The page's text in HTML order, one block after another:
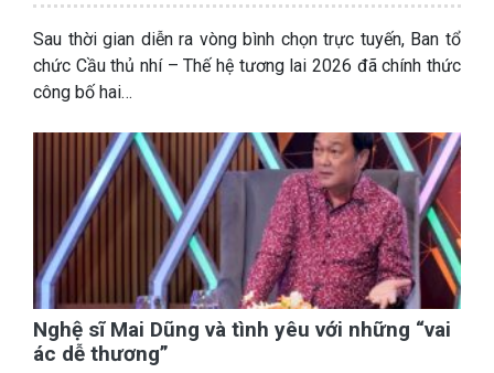
Sau thời gian diễn ra vòng bình chọn trực tuyến, Ban tổ
chức Cầu thủ nhí – Thế hệ tương lai 2026 đã chính thức
công bố hai…
Nghệ sĩ Mai Dũng và tình yêu với những “vai
ác dễ thương”